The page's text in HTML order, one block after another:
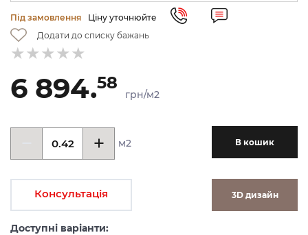
Під замовлення
Ціну уточнюйте
Додати до списку бажань
6 894.58
грн/м2
м2 В кошик
Консультація 3D дизайн
Доступні варіанти: